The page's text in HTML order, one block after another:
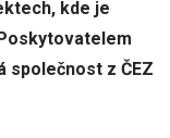
kde je
společnost z ČEZ